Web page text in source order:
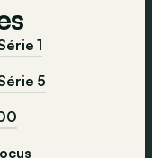
1
5